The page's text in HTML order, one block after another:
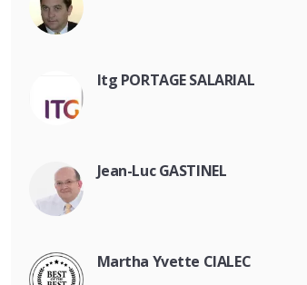
Itg PORTAGE SALARIAL
Jean-Luc GASTINEL
Martha Yvette CIALEC